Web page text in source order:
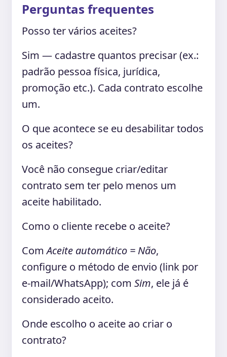
Perguntas frequentes
Posso ter vários aceites?
Sim — cadastre quantos precisar (ex.:
padrão pessoa física, jurídica,
promoção etc.). Cada contrato escolhe
um.
O que acontece se eu desabilitar todos
os aceites?
Você não consegue criar/editar
contrato sem ter pelo menos um
aceite habilitado.
Como o cliente recebe o aceite?
ComAceite automático = Não,
configure o método de envio (link por
e-mail/WhatsApp); com Sim, ele já é
considerado aceito.
Onde escolho o aceite ao criar o
contrato?